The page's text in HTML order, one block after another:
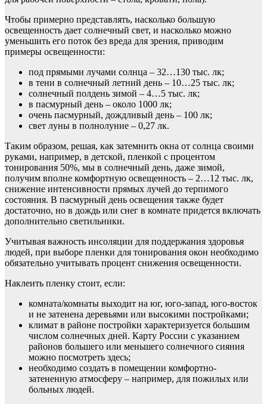
Чтобы примерно представлять, насколько большую
освещенность дает солнечный свет, и насколько можно
уменьшить его поток без вреда для зрения, приводим
примеры освещенности:
под прямыми лучами солнца – 32…130 тыс. лк;
в тени в солнечный летний день – 10…25 тыс. лк;
солнечный полдень зимой – 4…5 тыс. лк;
в пасмурный день – около 1000 лк;
очень пасмурный, дождливый день – 100 лк;
свет луны в полнолуние – 0,27 лк.
Таким образом, решая, как затемнить окна от солнца своими
руками, например, в детской, пленкой с процентом
тонирования 50%, мы в солнечный день, даже зимой,
получим вполне комфортную освещенность – 2…12 тыс. лк,
снижение интенсивности прямых лучей до терпимого
состояния. В пасмурный день освещения также будет
достаточно, но в дождь или снег в комнате придется включать
дополнительно светильники.
Учитывая важность инсоляции для поддержания здоровья
людей, при выборе пленки для тонирования окон необходимо
обязательно учитывать процент снижения освещенности.
Наклеить пленку стоит, если:
комната/комнаты выходит на юг, юго-запад, юго-восток
и не затенена деревьями или высокими постройками;
климат в районе постройки характеризуется большим
числом солнечных дней. Карту России с указанием
районов большего или меньшего солнечного сияния
можно посмотреть здесь;
необходимо создать в помещении комфортно-
затененную атмосферу – например, для пожилых или
больных людей.